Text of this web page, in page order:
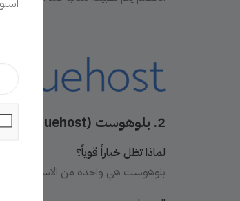
2. بلوهوست ( Bluehost
) –
لماذا تظل خياراً قوياً؟
بلوهوست هي واحدة من الاستضافات